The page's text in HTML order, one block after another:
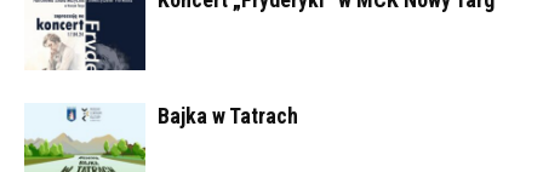
Bajka w Tatrach